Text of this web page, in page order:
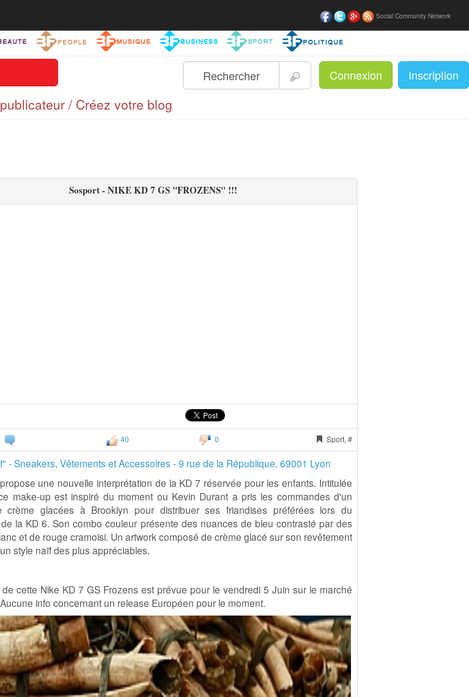
Connexion Inscription
Social Community Network
/ Créez votre blog
Sosport - NIKE KD 7 GS "FROZENS" !!!
40 0 Sport, #
- Sneakers, Vêtements et Accessoires - 9 rue de la République, 69001 Lyon
une nouvelle interprétation de la KD 7 réservée pour les enfants. Intitulée
make-up est inspiré du moment ou Kevin Durant a pris les commandes d'un
crème glacées à Brooklyn pour distribuer ses friandises préférées lors du
la KD 6. Son combo couleur présente des nuances de bleu contrasté par des
et de rouge cramoisi. Un artwork composé de crème glacé sur son revêtement
style naïf des plus appréciables.
cette Nike KD 7 GS Frozens est prévue pour le vendredi 5 Juin sur le marché
info concernant un release Européen pour le moment.